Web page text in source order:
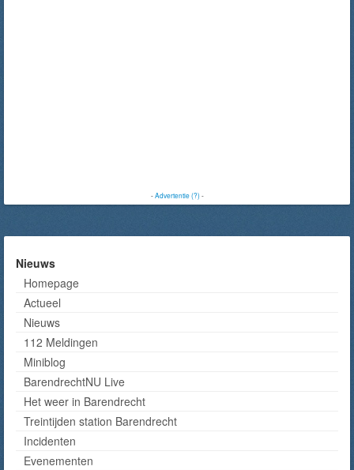
-Advertentie (?)-
Nieuws
Homepage
Actueel
Nieuws
112 Meldingen
Miniblog
BarendrechtNU Live
Het weer in Barendrecht
Treintijden station Barendrecht
Incidenten
Evenementen